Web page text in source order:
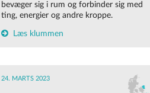
bevæger sig i rum og forbinder sig med
ting, energier og andre kroppe.
Læs klummen
24. MARTS 2023